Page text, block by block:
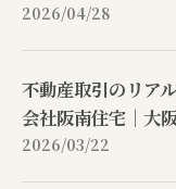
2026/04/28
不動産取引のリア
会社阪南住宅｜大
2026/03/22